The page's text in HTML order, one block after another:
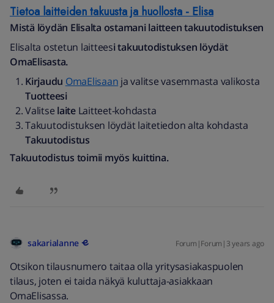
Tietoa laitteiden takuusta ja huollosta - Elisa
Mistä löydän Elisalta ostamani laitteen takuutodistuksen
Elisalta ostetun laitteesi takuutodistuksen löydät
OmaElisasta.
Kirjaudu OmaElisaan ja valitse vasemmasta valikosta
Tuotteesi
Valitse laiteLaitteet-kohdasta
Takuutodistuksen löydät laitetiedon alta kohdasta
Takuutodistus
Takuutodistus toimii myös kuittina.
sakarialanne Forum|Forum|3 years ago
Otsikon tilausnumero taitaa olla yritysasiakaspuolen
tilaus, joten ei taida näkyä kuluttaja-asiakkaan
OmaElisassa.